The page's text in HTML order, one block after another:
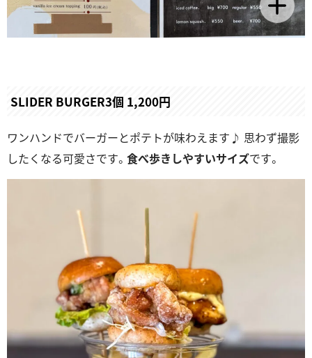
SLIDER BURGER3個 1,200円
ワンハンドでバーガーとポテトが味わえます♪ 思わず撮影
したくなる可愛さです。 食べ歩きしやすいサイズです。